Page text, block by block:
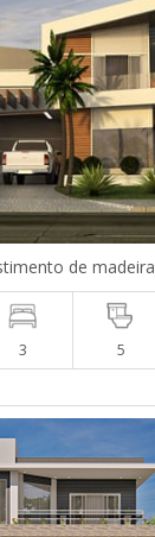
de madeira
3 5